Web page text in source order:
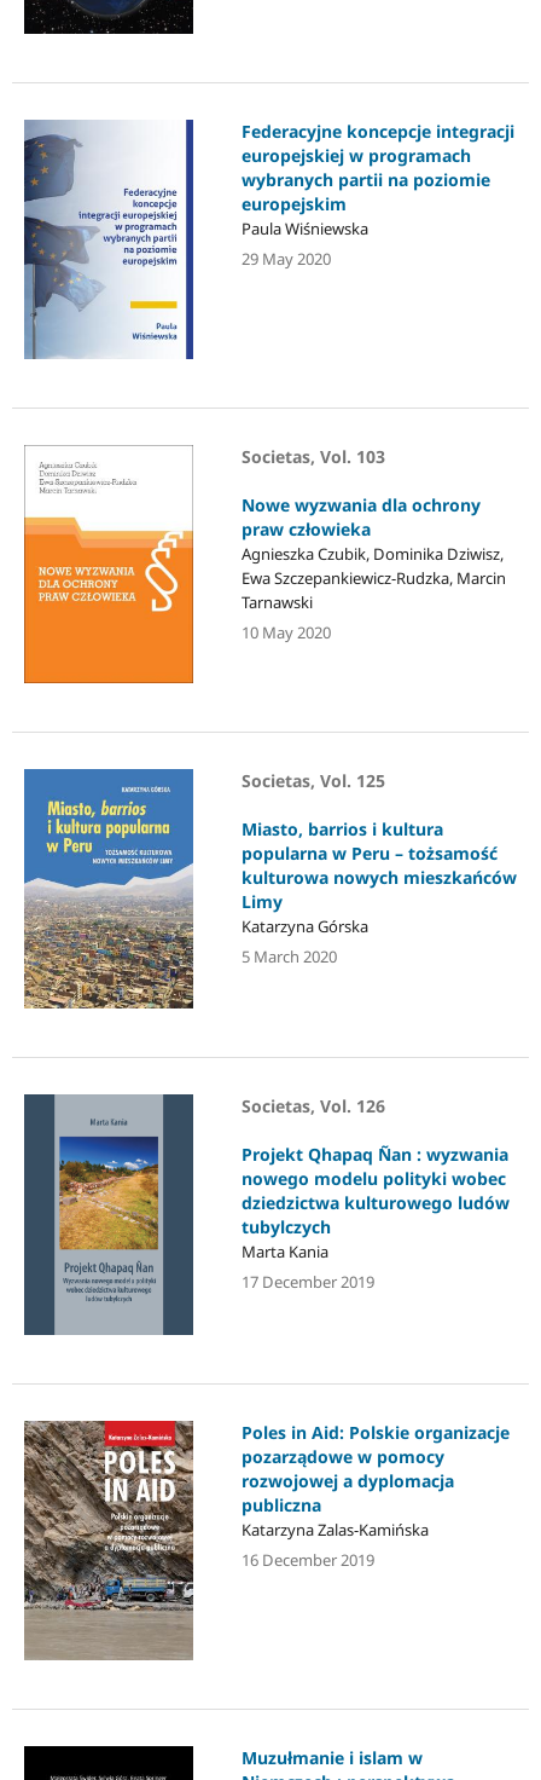
Federacyjne koncepcje integracji
europejskiej w programach
wybranych partii na poziomie
europejskim
Paula Wiśniewska
29 May 2020
Societas, Vol. 103
Nowe wyzwania dla ochrony
praw człowieka
Agnieszka Czubik, Dominika Dziwisz,
Ewa Szczepankiewicz-Rudzka, Marcin
Tarnawski
10 May 2020
Societas, Vol. 125
Miasto, barrios i kultura
popularna w Peru – tożsamość
kulturowa nowych mieszkańców
Limy
Katarzyna Górska
5 March 2020
Societas, Vol. 126
Projekt Qhapaq Ñan : wyzwania
nowego modelu polityki wobec
dziedzictwa kulturowego ludów
tubylczych
Marta Kania
17 December 2019
Poles in Aid: Polskie organizacje
pozarządowe w pomocy
rozwojowej a dyplomacja
publiczna
Katarzyna Zalas-Kamińska
16 December 2019
Muzułmanie i islam w